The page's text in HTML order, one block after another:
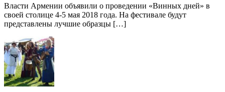
Власти Армении объявили о проведении «Винных дней» в
своей столице 4-5 мая 2018 года. На фестивале будут
представлены лучшие образцы […]